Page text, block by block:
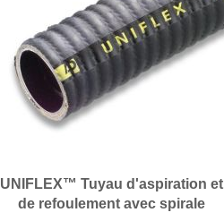
UNIFLEX™ Tuyau d'aspiration et
de refoulement avec spirale